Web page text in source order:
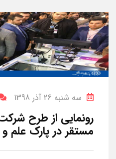
سه شنبه 26 آذر 1398
رونمایی از طرح
مستقر در پارک علم و